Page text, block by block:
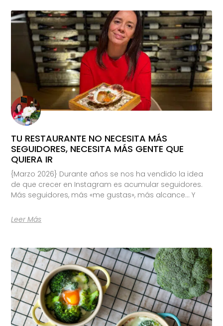
TU RESTAURANTE NO NECESITA MÁS
SEGUIDORES, NECESITA MÁS GENTE QUE
QUIERA IR
{Marzo 2026} Durante años se nos ha vendido la idea
de que crecer en Instagram es acumular seguidores.
Más seguidores, más «me gustas», más alcance… Y
Leer Más